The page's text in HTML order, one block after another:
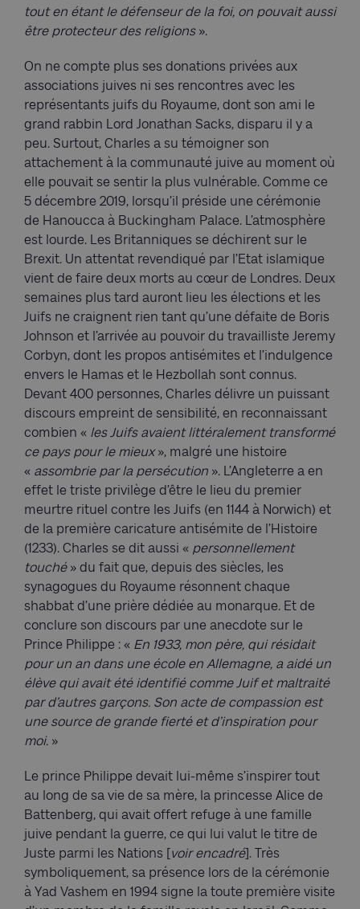
tout en étant le défenseur de la foi, on pouvait aussi
être protecteur des religions».
On ne compte plus ses donations privées aux
associations juives ni ses rencontres avec les
représentants juifs du Royaume, dont son ami le
grand rabbin Lord Jonathan Sacks, disparu il y a
peu. Surtout, Charles a su témoigner son
attachement à la communauté juive au moment où
elle pouvait se sentir la plus vulnérable. Comme ce
5 décembre 2019, lorsqu’il préside une cérémonie
de Hanoucca à Buckingham Palace. L’atmosphère
est lourde. Les Britanniques se déchirent sur le
Brexit. Un attentat revendiqué par l’Etat islamique
vient de faire deux morts au cœur de Londres. Deux
semaines plus tard auront lieu les élections et les
Juifs ne craignent rien tant qu’une défaite de Boris
Johnson et l’arrivée au pouvoir du travailliste Jeremy
Corbyn, dont les propos antisémites et l’indulgence
envers le Hamas et le Hezbollah sont connus.
Devant 400 personnes, Charles délivre un puissant
discours empreint de sensibilité, en reconnaissant
combien « les Juifs avaient littéralement transformé
ce pays pour le mieux», malgré une histoire
« assombrie par la persécution ». L’Angleterre a en
effet le triste privilège d’être le lieu du premier
meurtre rituel contre les Juifs (en 1144 à Norwich) et
de la première caricature antisémite de l’Histoire
(1233). Charles se dit aussi « personnellement
touché» du fait que, depuis des siècles, les
synagogues du Royaume résonnent chaque
shabbat d’une prière dédiée au monarque. Et de
conclure son discours par une anecdote sur le
Prince Philippe : « En 1933, mon père, qui résidait
pour un an dans une école en Allemagne, a aidé un
élève qui avait été identifié comme Juif et maltraité
par d’autres garçons. Son acte de compassion est
une source de grande fierté et d’inspiration pour
moi. »
Le prince Philippe devait lui-même s’inspirer tout
au long de sa vie de sa mère, la princesse Alice de
Battenberg, qui avait offert refuge à une famille
juive pendant la guerre, ce qui lui valut le titre de
Juste parmi les Nations [voir encadré]. Très
symboliquement, sa présence lors de la cérémonie
à Yad Vashem en 1994 signe la toute première visite